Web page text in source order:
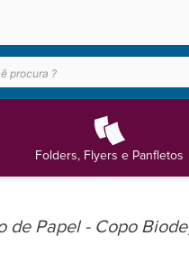
Folders, Flyers e Panfletos
de Papel - Copo